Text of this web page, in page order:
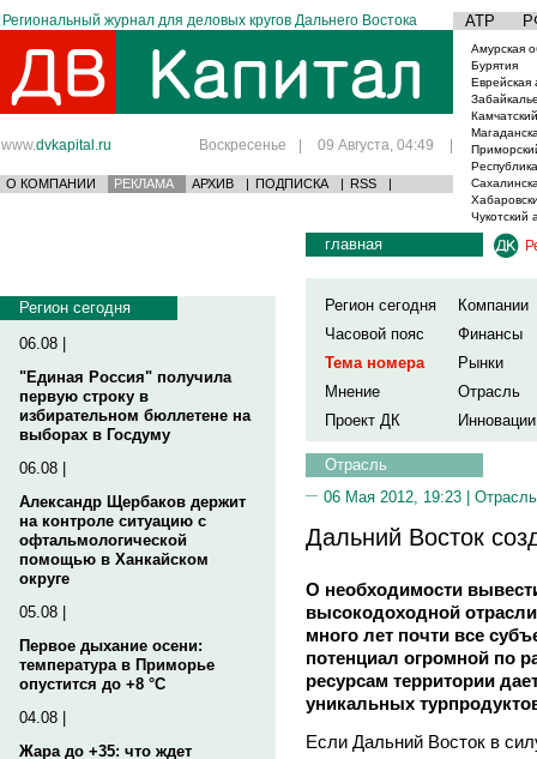
Региональный журнал для деловых кругов Дальнего Востока АТР
www.dvkapital.ru Воскресенье | 09 Августа, 04:49 |
О КОМПАНИИ РЕКЛАМА АРХИВ | ПОДПИСКА | RSS |
Амурская
Бурятия
Еврейская
Чукотский
Регион сегодня
06.08 |
"Единая Россия" получила
первую строку в
избирательном бюллетене на
выборах в Госдуму
06.08 |
Александр Щербаков держит
на контроле ситуацию с
офтальмологической
помощью в Ханкайском
округе
05.08 |
Первое дыхание осени:
температура в Приморье
опустится до +8 °C
04.08 |
Жара до +35: что ждет
главная
Регион сегодня
Компании
Часовой пояс
Финансы
Тема номера
Рынки
Мнение
Отрасль
Проект ДК
Инновации
Отрасль
06 Мая 2012, 19:23 | Отрасль
Дальний Восток
О необходимости
высокодоходной
много лет почти все
потенциал огромной по
ресурсам территории
уникальных
Если Дальний Восток в